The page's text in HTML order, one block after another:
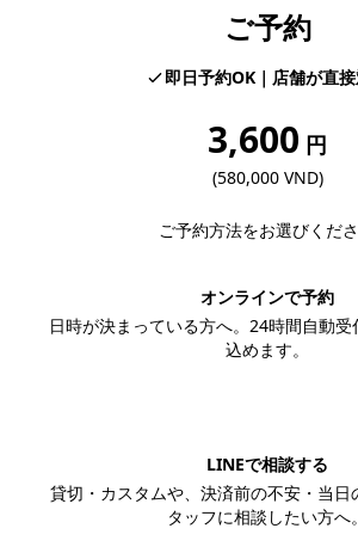
ご予約
即日予約OK｜店舗が直
3,600 円
(580,000 VND)
ご予約方法をお選びくだ
オンラインで予約
日時が決まっている方へ。24時間自動受
込めます。
LINEで相談する
貸切・カスタムや、決済前の不安・当日
タッフに相談したい方へ。